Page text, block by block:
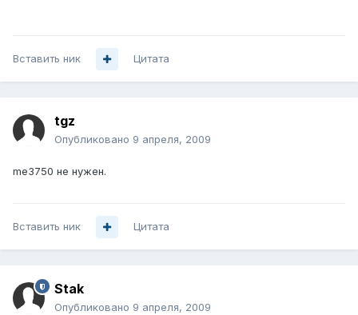
Вставить ник Цитата
tgz
Опубликовано 9 апреля, 2009
me3750 не нужен.
Вставить ник Цитата
Stak
Опубликовано 9 апреля, 2009